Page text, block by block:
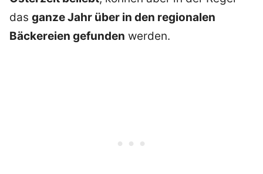
das ganze Jahr über in den regionalen
Bäckereien gefunden werden.